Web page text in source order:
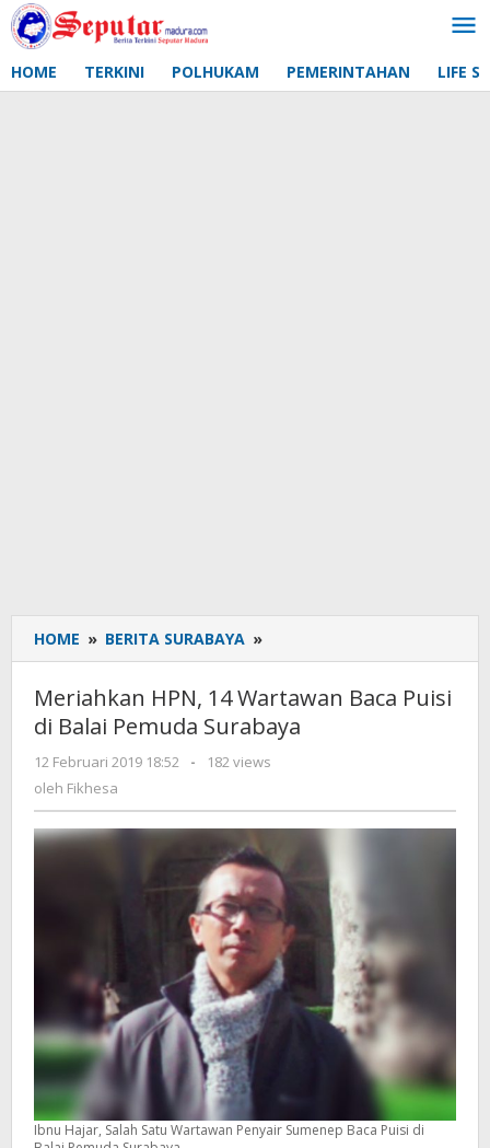
Lewati
ke
HOME TERKINI POLHUKAM PEMERINTAHAN LIFE
HOME » BERITA SURABAYA »
HPN,
Wartawan
Baca
Surabaya
Meriahkan HPN, 14 Wartawan Baca Puisi
di Balai Pemuda Surabaya
12 Februari 2019 18:52
oleh
-
182 views
oleh Fikhesa
Ibnu Hajar, Salah Satu Wartawan Penyair Sumenep Baca Puisi di